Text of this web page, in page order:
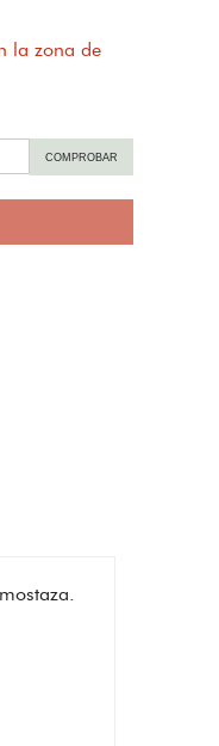
la zona de
COMPROBAR